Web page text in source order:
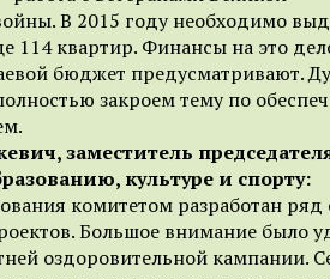
В 2015 году необходимо
114 квартир. Финансы на это
бюджет предусматривают.
закроем тему по
заместитель
культуре и спорту:
комитетом разработан ряд
Большое внимание было
оздоровительной кампании.